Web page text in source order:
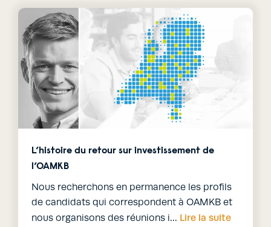
L’histoire du retour sur investissement de
l’OAMKB
Nous recherchons en permanence les profils
de candidats qui correspondent à OAMKB et
nous organisons des réunions i… Lire la suite